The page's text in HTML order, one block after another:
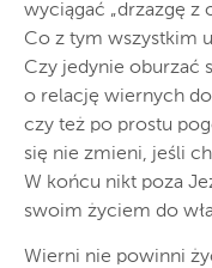
wyciągać „drzazgę z
Co z tym wszystkim
Czy jedynie oburzać
o relację wiernych
czy też po prostu
się nie zmieni, jeśli
W końcu nikt poza
swoim życiem do
Wierni nie powinni